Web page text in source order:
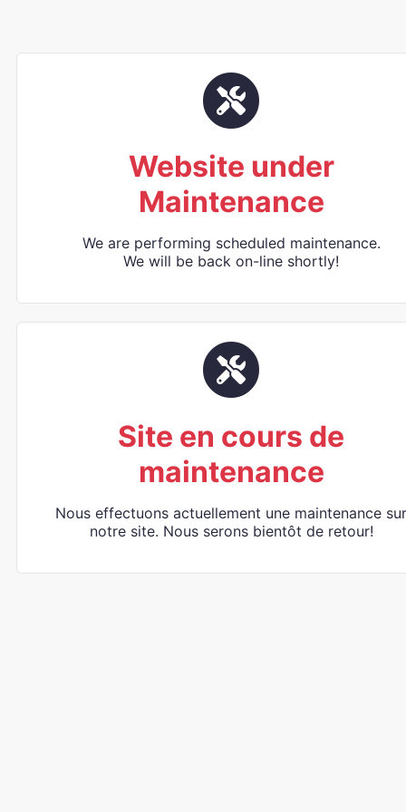
Website under
Maintenance
We are performing scheduled maintenance.
We will be back on-line shortly!
Site en cours de
maintenance
Nous effectuons actuellement une maintenance sur
notre site. Nous serons bientôt de retour!